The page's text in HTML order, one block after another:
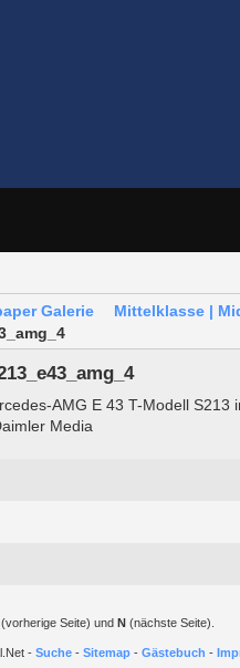
Galerie
Mittelklasse |
AMG E 43 T-Modell S213
Media
(vorherige Seite) und N (nächste Seite).
- Suche - Sitemap - Gästebuch -